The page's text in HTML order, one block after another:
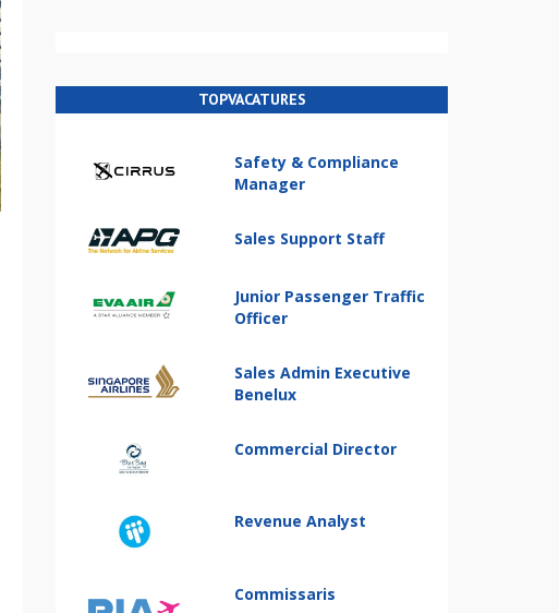
TOPVACATURES
Safety & Compliance
Manager
Sales Support Staff
Junior Passenger Traffic
Officer
Sales Admin Executive
Benelux
Commercial Director
Revenue Analyst
Commissaris